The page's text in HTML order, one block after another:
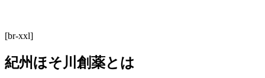
[br-xxl]
紀州ほそ川創薬とは